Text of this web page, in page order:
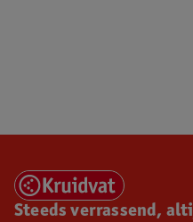
Steeds verrassend,